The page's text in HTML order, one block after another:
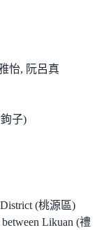
怡, 阮呂真
子)
(桃源區)
Likuan (禮